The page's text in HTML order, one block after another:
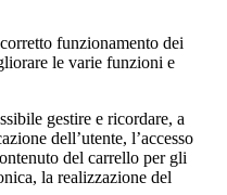
funzionamento dei
le varie funzioni e
gestire e ricordare, a
dell’utente, l’accesso
del carrello per gli
la realizzazione del